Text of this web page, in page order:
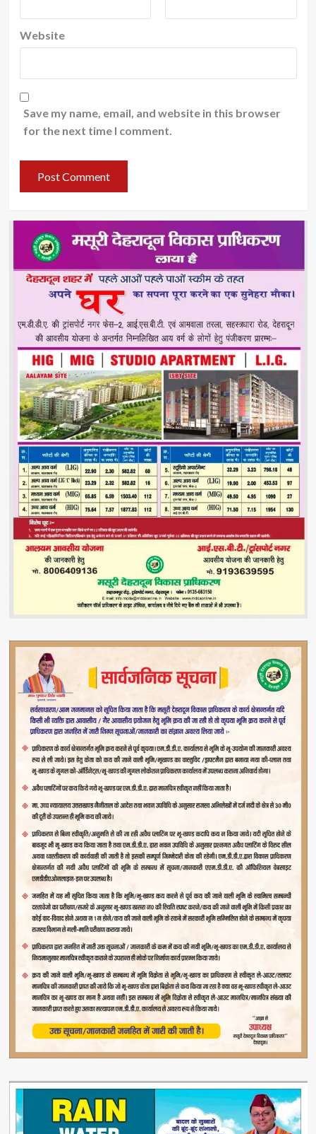
Website
Save my name, email, and website in this browser
for the next time I comment.